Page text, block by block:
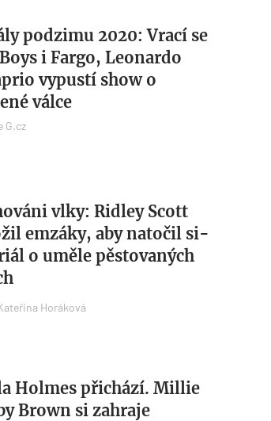
podzimu 2020: Vrací se
i Fargo, Leonardo
vypustí show o
válce
G.cz
vlky: Ridley Scott
emzáky, aby natočil si-
o uměle pěstovaných
Horáková
Holmes přichází. Millie
Brown si zahraje